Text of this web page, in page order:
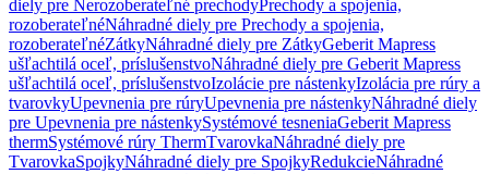
diely pre Nerozoberateľné prechodyPrechody a spojenia,
rozoberateľnéNáhradné diely pre Prechody a spojenia,
rozoberateľnéZátkyNáhradné diely pre ZátkyGeberit Mapress
ušľachtilá oceľ, príslušenstvoNáhradné diely pre Geberit Mapress
ušľachtilá oceľ, príslušenstvoIzolácie pre nástenkyIzolácia pre rúry a
tvarovkyUpevnenia pre rúryUpevnenia pre nástenkyNáhradné diely
pre Upevnenia pre nástenkySystémové tesneniaGeberit Mapress
thermSystémové rúry ThermTvarovkaNáhradné diely pre
TvarovkaSpojkyNáhradné diely pre SpojkyRedukcieNáhradné